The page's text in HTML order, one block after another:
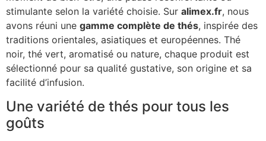
stimulante selon la variété choisie. Sur alimex.fr, nous
avons réuni une gamme complète de thés, inspirée des
traditions orientales, asiatiques et européennes. Thé
noir, thé vert, aromatisé ou nature, chaque produit est
sélectionné pour sa qualité gustative, son origine et sa
facilité d’infusion.
Une variété de thés pour tous les
goûts